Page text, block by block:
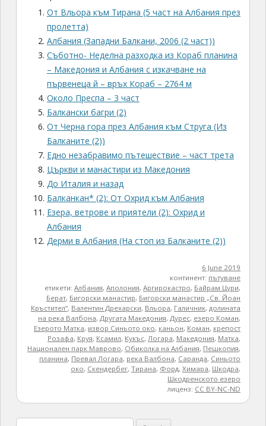
От Вльора към Тирана (5 част на Албания през
пролетта)
Албания (Западни Балкани, 2006 (2 част))
Съботно- Неделна разходка из Кораб планина
– Македония и Албания с изкачване на
първенеца й – връх Кораб – 2764 м
Около Преспа – 3 част
Балкански багри (2)
От Черна гора през Албания към Струга (Из
Балканите (2))
Едно незабравимо пътешествие – част трета
Църкви и манастири из Македония
До Италия и назад
Балканкан* (2): От Охрид към Албания
Езера, ветрове и приятели (2): Охрид и
Албания
Дерми в Албания (На стоп из Балканите (2))
6 June 2019
континент: пътуване
етикети:Албания,Аполония,Аргирокастро, Байрам Цури,
Берат, Бигорски манастир, Бигорски манастир „Св. Йоан
Кръстител“, Валентин Дрехарски, Вльора, Галичник,долината
на река Валбона,Другата Македония,Дурес, езеро Коман,
Езерото Матка, извор Синьото око, каньон, Коман, крепост
Розафа, Круя, Ксамил, Кукъс,Логара, Македония, Матка,
Национален парк Маврово, Обиколка на Албания, Пешкопия,
планина, Превал Логара, река Валбона, Саранда, Синьото
око, Скендербег,Тирана, Форд,Химара, Шкодра,
Шкодренското езеро
лиценз: CC BY-NC-ND